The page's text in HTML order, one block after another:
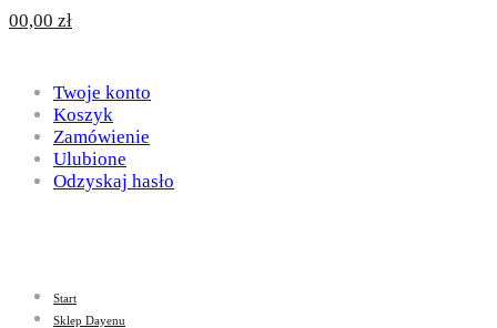
for
God
DAYENU
Design
God
00,00 zł
Twoje konto
Koszyk
Zamówienie
Ulubione
Odzyskaj hasło
Start
Sklep Dayenu